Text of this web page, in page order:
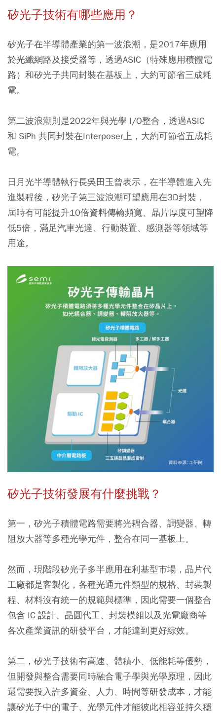
矽光子技術有哪些應用？
矽光子在半導體產業的第一波浪潮，是2017年應用
於光纖網路及接受器等，透過ASIC（特殊應用積體電
路）和矽光子共同封裝在基板上，大約可節省三成耗
電。
第二波浪潮則是2022年與光學 I/O整合，透過ASIC
和 SiPh 共同封裝在Interposer上，大約可節省五成耗
電。
日月光半導體執行長吳田玉曾表示，在半導體進入先
進製程後，矽光子第三波浪潮可望應用在3D封裝，
屆時有可能提升10倍資料傳輸頻寬、晶片厚度可望降
低5倍，滿足汽車光達、行動裝置、感測器等領域等
用途。
矽光子技術發展有什麼挑戰？
第一，矽光子積體電路需要將光耦合器、調變器、轉
阻放大器等多種光學元件，整合在同一基板上。
然而，現階段矽光子多半應用在利基型市場，晶片代
工廠都是客製化，各種光通元件類型的規格、封裝製
程、材料沒有統一的規範與標準，因此需要一個整合
包含 IC 設計、晶圓代工、封裝模組以及光電廠商等
各次產業資訊的研發平台，才能達到更好綜效。
第二，矽光子技術有高速、體積小、低能耗等優勢，
但開發與整合需要同時融合電子學與光學原理，因此
還需要投入許多資金、人力、時間等研發成本，才能
讓矽光子中的電子、光學元件才能彼此相容並持久穩